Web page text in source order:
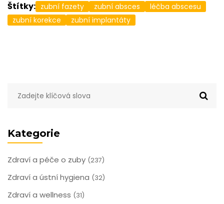
Kategorie
Zdraví a péče o zuby (237)
Zdraví a ústní hygiena (32)
Zdraví a wellness (31)
Štítky: zubní fazety zubní absces
léčba abscesu
zubní korekce
zubní implantáty